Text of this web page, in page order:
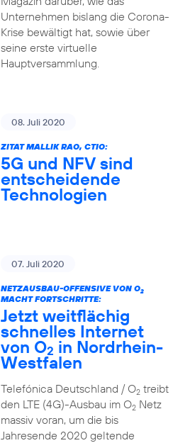
Unternehmen bislang die Corona-
Krise bewältigt hat, sowie über
seine erste virtuelle
Hauptversammlung.
08. Juli 2020
ZITAT MALLIK RAO, CTIO:
5G und NFV sind
entscheidende
Technologien
07. Juli 2020
NETZAUSBAU-OFFENSIVE VON O2
MACHT FORTSCHRITTE:
Jetzt weitflächig
schnelles Internet
von O2 in Nordrhein-
Westfalen
Telefónica Deutschland / O2treibt
den LTE (4G)-Ausbau im O2Netz
massiv voran, um die bis
Jahresende 2020 geltende